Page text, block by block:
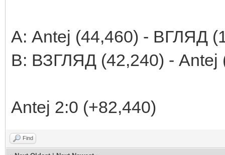
А: Antej (44,460) - ВГЛЯД
В: ВЗГЛЯД (42,240) - Antej
Antej 2:0 (+82,440)
Find